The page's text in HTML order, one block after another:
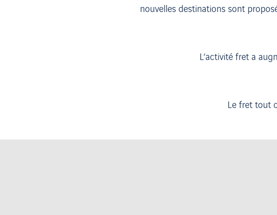
nouvelles destinations sont
L’activité fret a
Le fret tout